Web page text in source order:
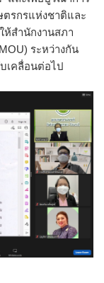
ตรกรแห่งชาติและ
ห้สำนักงานสภา
ระหว่างกัน
เคลื่อนต่อไป